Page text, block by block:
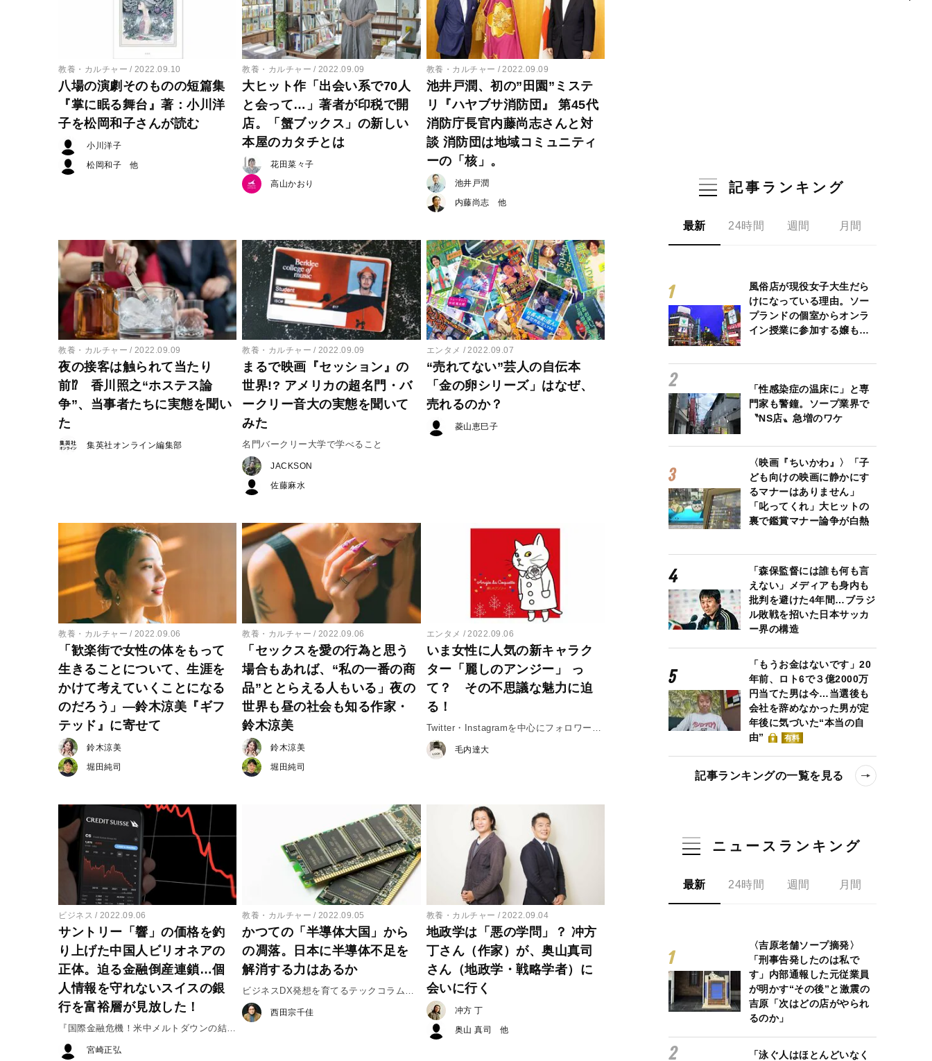
教養・カルチャー 2022.09.10
八場の演劇そのものの短篇集
『掌に眠る舞台』著：小川洋
子を松岡和子さんが読む
小川洋子
松岡和子
教養・カルチャー 2022.09.09
大ヒット作「出会い系で70人
と会って…」著者が印税で開
店。「蟹ブックス」の新しい
本屋のカタチとは
花田菜々子
高山かおり
教養・カルチャー 2022.09.09
池井戸潤、初の”田園”ミステ
リ『ハヤブサ消防団』 第45代
消防庁長官内藤尚志さんと対
談 消防団は地域コミュニティ
ーの「核」。
池井戸潤
内藤尚志
教養・カルチャー 2022.09.09
夜の接客は触られて当たり
前⁉ 香川照之“ホステス論
争”、当事者たちに実態を聞い
た
集英社オンライン編集部
教養・カルチャー 2022.09.09
まるで映画『セッション』の
世界!? アメリカの超名門・バ
ークリー音大の実態を聞いて
みた
名門バークリー大学で学べること
JACKSON
佐藤麻水
エンタメ 2022.09.07
“売れてない”芸人の自伝本
「金の卵シリーズ」はなぜ、
売れるのか？
菱山恵巳子
教養・カルチャー 2022.09.06
「歓楽街で女性の体をもって
生きることについて、生涯を
かけて考えていくことになる
のだろう」―鈴木涼美『ギフ
テッド』に寄せて
鈴木涼美
堀田純司
教養・カルチャー 2022.09.06
「セックスを愛の行為と思う
場合もあれば、“私の一番の商
品”ととらえる人もいる」夜の
世界も昼の社会も知る作家・
鈴木涼美
鈴木涼美
堀田純司
エンタメ 2022.09.06
いま女性に人気の新キャラク
ター「麗しのアンジー」 っ
て？ その不思議な魅力に迫
る！
Twitter・Instagramを中心にフォロワー急
増中！ 毛内達大
ビジネス 2022.09.06
サントリー「響」の価格を釣
り上げた中国人ビリオネアの
正体。迫る金融倒産連鎖…個
人情報を守れないスイスの銀
行を富裕層が見放した！
『国際金融危機！米中メルトダウンの結
末』#1宮崎正弘
教養・カルチャー 2022.09.05
かつての「半導体大国」から
の凋落。日本に半導体不足を
解消する力はあるか
ビジネスDX発想を育てるテックコラム
#4
西田宗千佳
教養・カルチャー 2022.09.04
地政学は「悪の学問」？ 冲方
丁さん（作家）が、奥山真司
さん（地政学・戦略学者）に
会いに行く
冲方 丁
奥山 真司
記事ランキング
最新 24時間 週間 月間
風俗店が現役女子大生だら
けになっている理由。ソー
プランドの個室からオンラ
イン授業に参加する嬢も…
「性感染症の温床に」と専
門家も警鐘。ソープ業界で
〝NS店〟急増のワケ
〈映画『ちいかわ』〉「子
ども向けの映画に静かにす
るマナーはありません」
「叱ってくれ」大ヒットの
裏で鑑賞マナー論争が白熱
「森保監督には誰も何も言
えない」メディアも身内も
批判を避けた4年間…ブラジ
ル敗戦を招いた日本サッカ
ー界の構造
「もうお金はないです」20
年前、ロト6で３億2000万
円当てた男は今…当選後も
会社を辞めなかった男が定
年後に気づいた“本当の自
由”
有料
記事ランキングの一覧を見る
ニュースランキング
最新 24時間 週間 月間
〈吉原老舗ソープ摘発〉
「刑事告発したのは私で
す」内部通報した元従業員
が明かす“その後”と激震の
吉原「次はどの店がやられ
るのか」
「泳ぐ人はほとんどいなく